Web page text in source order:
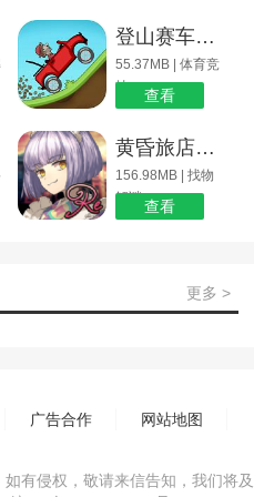
登山赛车无敌版
55.37MB | 体育竞
技
查看
黄昏旅店Renewal 内测版下载
156.98MB | 找物
解谜查看
更多 >
广告合作 网站地图
有侵权，敬请来信告知，我们将